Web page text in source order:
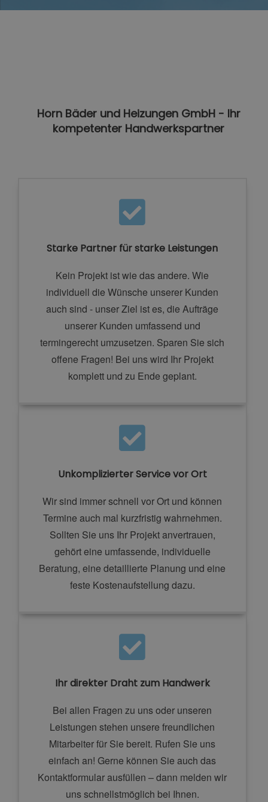
Horn Bäder und Heizungen GmbH - Ihr
kompetenter Handwerkspartner
Starke Partner für starke Leistungen
Kein Projekt ist wie das andere. Wie
individuell die Wünsche unserer Kunden
auch sind - unser Ziel ist es, die Aufträge
unserer Kunden umfassend und
termingerecht umzusetzen. Sparen Sie sich
offene Fragen! Bei uns wird Ihr Projekt
komplett und zu Ende geplant.
Unkomplizierter Service vor Ort
Wir sind immer schnell vor Ort und können
Termine auch mal kurzfristig wahrnehmen.
Sollten Sie uns Ihr Projekt anvertrauen,
gehört eine umfassende, individuelle
Beratung, eine detaillierte Planung und eine
feste Kostenaufstellung dazu.
Ihr direkter Draht zum Handwerk
Bei allen Fragen zu uns oder unseren
Leistungen stehen unsere freundlichen
Mitarbeiter für Sie bereit. Rufen Sie uns
einfach an! Gerne können Sie auch das
Kontaktformular ausfüllen – dann melden wir
uns schnellstmöglich bei Ihnen.